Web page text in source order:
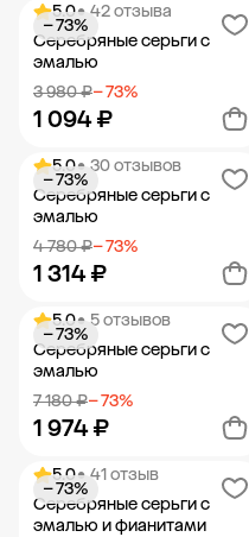
Добавить в корзину
5.0• 42 отзыва
Серебряные серьги с
эмалью
3 980 ₽− 73%
1 094 ₽
− 73%
Добавить в корзину
5.0• 30 отзывов
Серебряные серьги с
эмалью
4 780 ₽− 73%
1 314 ₽
− 73%
Добавить в корзину
5.0• 5 отзывов
Серебряные серьги с
эмалью
7 180 ₽− 73%
1 974 ₽
− 73%
Добавить в корзину
5.0• 41 отзыв
Серебряные серьги с
эмалью и фианитами
− 73%